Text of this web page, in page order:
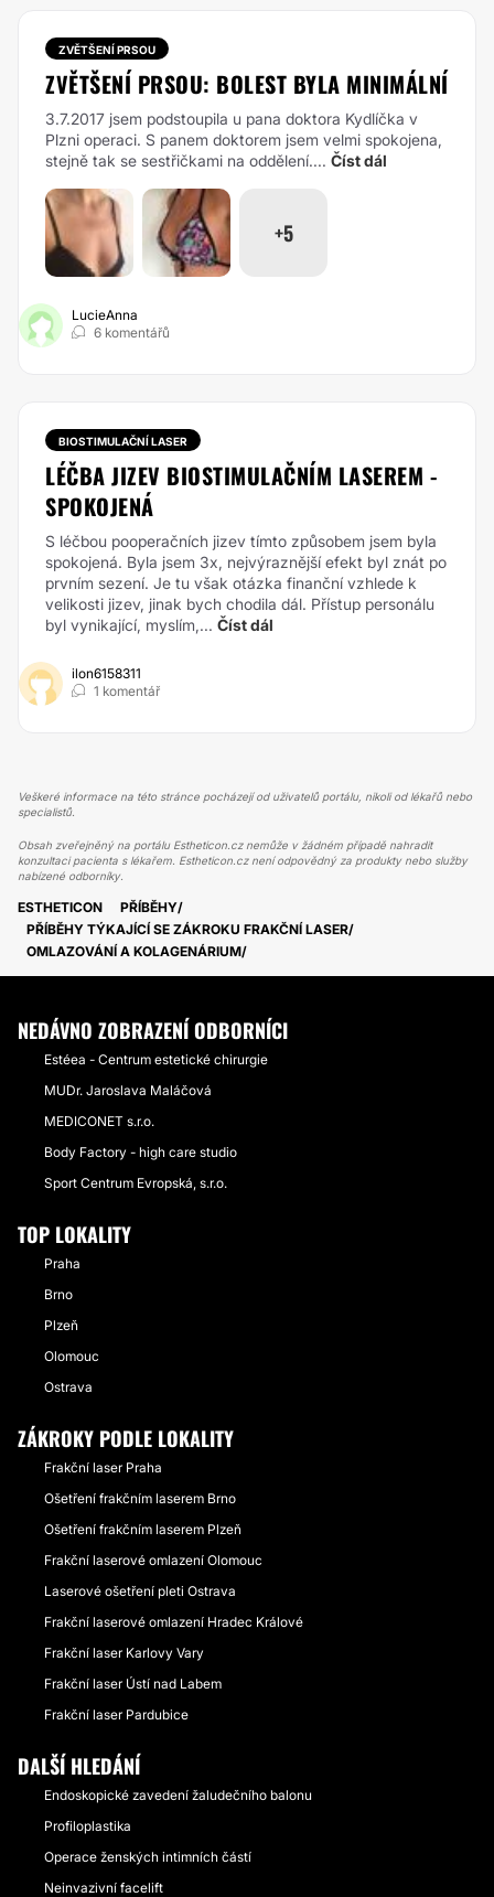
ZVĚTŠENÍ PRSOU
ZVĚTŠENÍ PRSOU: BOLEST BYLA MINIMÁLNÍ
3.7.2017 jsem podstoupila u pana doktora Kydlíčka v
Plzni operaci. S panem doktorem jsem velmi spokojena,
stejně tak se sestřičkami na oddělení.... Číst dál
+5
LucieAnna
6 komentářů
BIOSTIMULAČNÍ LASER
LÉČBA JIZEV BIOSTIMULAČNÍM LASEREM -
SPOKOJENÁ
S léčbou pooperačních jizev tímto způsobem jsem byla
spokojená. Byla jsem 3x, nejvýraznější efekt byl znát po
prvním sezení. Je tu však otázka finanční vzhlede k
velikosti jizev, jinak bych chodila dál. Přístup personálu
byl vynikající, myslím,... Číst dál
ilon6158311
1 komentář
Veškeré informace na této stránce pocházejí od uživatelů portálu, nikoli od lékařů nebo
specialistů.
Obsah zveřejněný na portálu Estheticon.cz nemůže v žádném případě nahradit
konzultaci pacienta s lékařem. Estheticon.cz není odpovědný za produkty nebo služby
nabízené odborníky.
ESTHETICON
PŘÍBĚHY
PŘÍBĚHY TÝKAJÍCÍ SE ZÁKROKU FRAKČNÍ LASER
OMLAZOVÁNÍ A KOLAGENÁRIUM
NEDÁVNO ZOBRAZENÍ ODBORNÍCI
Estéea - Centrum estetické chirurgie
MUDr. Jaroslava Maláčová
MEDICONET s.r.o.
Body Factory - high care studio
Sport Centrum Evropská, s.r.o.
TOP LOKALITY
Praha
Brno
Plzeň
Olomouc
Ostrava
ZÁKROKY PODLE LOKALITY
Frakční laser Praha
Ošetření frakčním laserem Brno
Ošetření frakčním laserem Plzeň
Frakční laserové omlazení Olomouc
Laserové ošetření pleti Ostrava
Frakční laserové omlazení Hradec Králové
Frakční laser Karlovy Vary
Frakční laser Ústí nad Labem
Frakční laser Pardubice
DALŠÍ HLEDÁNÍ
Endoskopické zavedení žaludečního balonu
Profiloplastika
Operace ženských intimních částí
Neinvazivní facelift